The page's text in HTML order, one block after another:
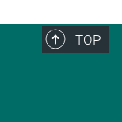
TOP